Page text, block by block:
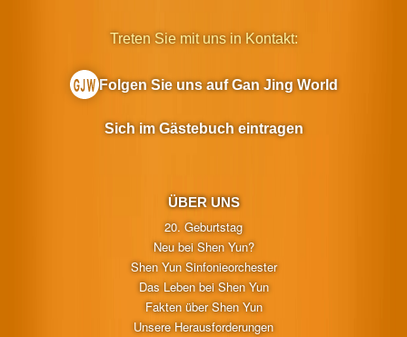
ÜBER UNS
20. Geburtstag
Neu bei Shen Yun?
Shen Yun Sinfonieorchester
Das Leben bei Shen Yun
Fakten über Shen Yun
Unsere Herausforderungen
Treten Sie mit uns in Kontakt:
Folgen Sie uns auf Gan Jing World
Sich im Gästebuch eintragen